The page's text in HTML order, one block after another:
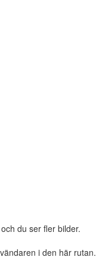
du ser fler bilder.
i den här rutan.